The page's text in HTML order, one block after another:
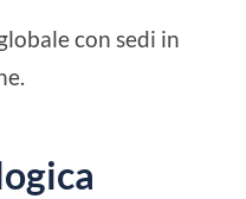
con sedi in